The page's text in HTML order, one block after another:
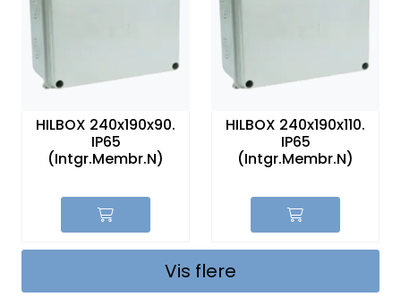
HILBOX 240x190x90.
IP65
(Intgr.Membr.N)
HILBOX 240x190x110.
IP65
(Intgr.Membr.N)
Vis flere